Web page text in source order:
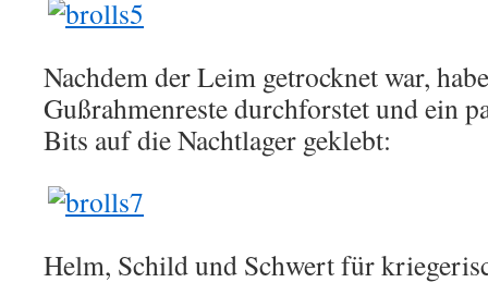
Nachdem der Leim getrocknet war,
Gußrahmenreste durchforstet und ein
Bits auf die Nachtlager geklebt:
Helm, Schild und Schwert für